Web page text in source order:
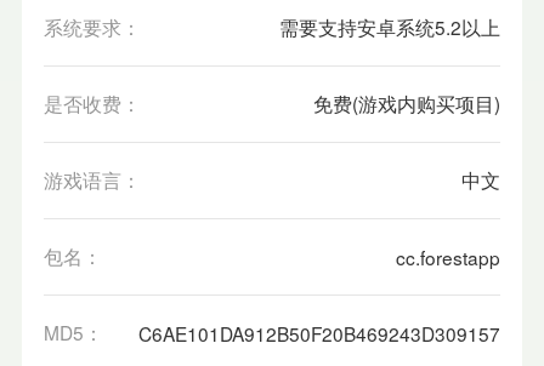
系统要求： 需要支持安卓系统5.2以上
是否收费： 免费(游戏内购买项目)
游戏语言： 中文
包名： cc.forestapp
MD5： C6AE101DA912B50F20B469243D309157